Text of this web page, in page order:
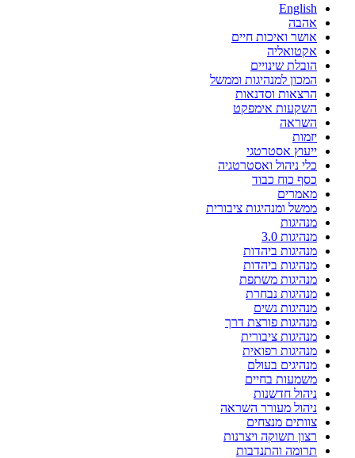
English
אהבה
אושר ואיכות חיים
אקטואליה
הובלת שינויים
המכון למנהיגות וממשל
הרצאות וסדנאות
השקעות אימפקט
השראה
יזמות
ייעוץ אסטרטגי
כלי ניהול ואסטרטגיה
כסף כוח כבוד
מאמרים
ממשל ומנהיגות ציבורית
מנהיגות
מנהיגות 3.0
מנהיגות ביהדות
מנהיגות ביהדות
מנהיגות משתפת
מנהיגות נבחרת
מנהיגות נשים
מנהיגות פורצת דרך
מנהיגות ציבורית
מנהיגות רפואית
מנהיגים בעולם
משמעות בחיים
ניהול חדשנות
ניהול מעורר השראה
צוותים מנצחים
רצון תשוקה ויצרנות
תרומה והתנדבות